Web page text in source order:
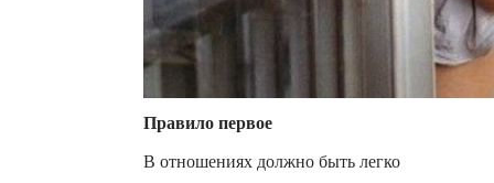
Правило первое
В отношениях должно быть легко